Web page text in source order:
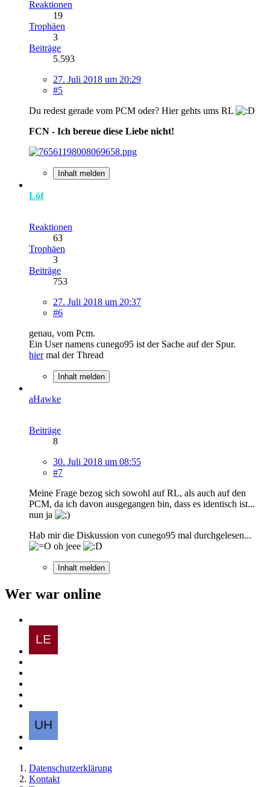
Reaktionen
19
Trophäen
3
Beiträge
5.593
27. Juli 2018 um 20:29
#5
Du redest gerade vom PCM oder? Hier gehts ums RL
FCN - Ich bereue diese Liebe nicht!
Inhalt melden
Löf
Reaktionen
63
Trophäen
3
Beiträge
753
27. Juli 2018 um 20:37
#6
genau, vom Pcm.
Ein User namens cunego95 ist der Sache auf der Spur.
hiermal der Thread
Inhalt melden
aHawke
Beiträge
8
30. Juli 2018 um 08:55
#7
Meine Frage bezog sich sowohl auf RL, als auch auf den
PCM, da ich davon ausgegangen bin, dass es identisch ist...
nun ja
Hab mir die Diskussion von cunego95 mal durchgelesen...
oh jeee
Inhalt melden
Wer war online
Datenschutzerklärung
Kontakt